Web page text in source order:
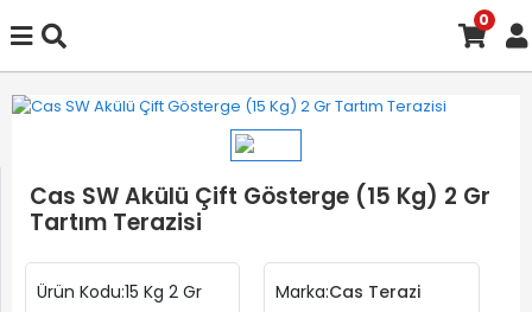
0
Cas SW Akülü Çift Gösterge (15 Kg) 2 Gr
Tartım Terazisi
Ürün Kodu:15 Kg 2 Gr Marka:Cas Terazi